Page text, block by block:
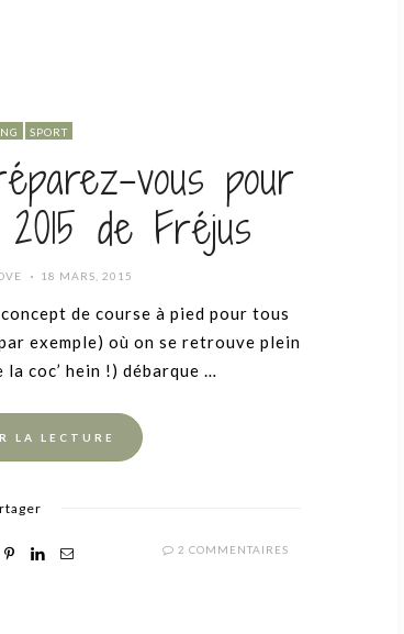
SPORT
vous pour
de Fréjus
POSTED
18 MARS, 2015
de course à pied pour tous
exemple) où on se retrouve plein
coc’ hein !) débarque …
LA LECTURE
2 COMMENTAIRES